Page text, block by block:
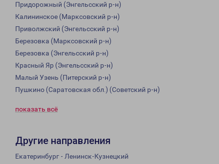
Придорожный (Энгельсский р-н)
Калининское (Марксовский р-н)
Приволжский (Энгельсский р-н)
Березовка (Марксовский р-н)
Березовка (Энгельсский р-н)
Красный Яр (Энгельсский р-н)
Малый Узень (Питерский р-н)
Пушкино (Саратовская обл.) (Советский р-н)
показать всё
Другие направления
Екатеринбург - Ленинск-Кузнецкий